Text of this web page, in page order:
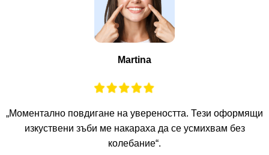
Martina
„Моментално повдигане на увереността. Тези оформящи
изкуствени зъби ме накараха да се усмихвам без
колебание“.